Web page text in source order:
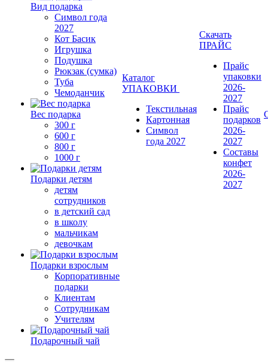
Вид подарка
Символ года
2027
Кот Басик
Игрушка
Подушка
Рюкзак (сумка)
Туба
Чемоданчик
Вес подарка
300 г
600 г
800 г
1000 г
Подарки детям
детям
сотрудников
в детский сад
в школу
мальчикам
девочкам
Подарки взрослым
Корпоративные
подарки
Клиентам
Сотрудникам
Учителям
Подарочный чай
Каталог
УПАКОВКИ
Текстильная
Картонная
Символ
года 2027
Скачать
ПРАЙС
Прайс
упаковки
2026-
2027
Прайс
подарков
2026-
2027
Составы
конфет
2026-
2027